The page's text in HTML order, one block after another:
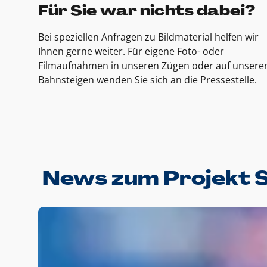
Für Sie war nichts dabei?
Bei speziellen Anfragen zu Bildmaterial helfen wir
Ihnen gerne weiter. Für eigene Foto- oder
Filmaufnahmen in unseren Zügen oder auf
Bahnsteigen wenden Sie sich an die Pressestelle.
News zum Projekt